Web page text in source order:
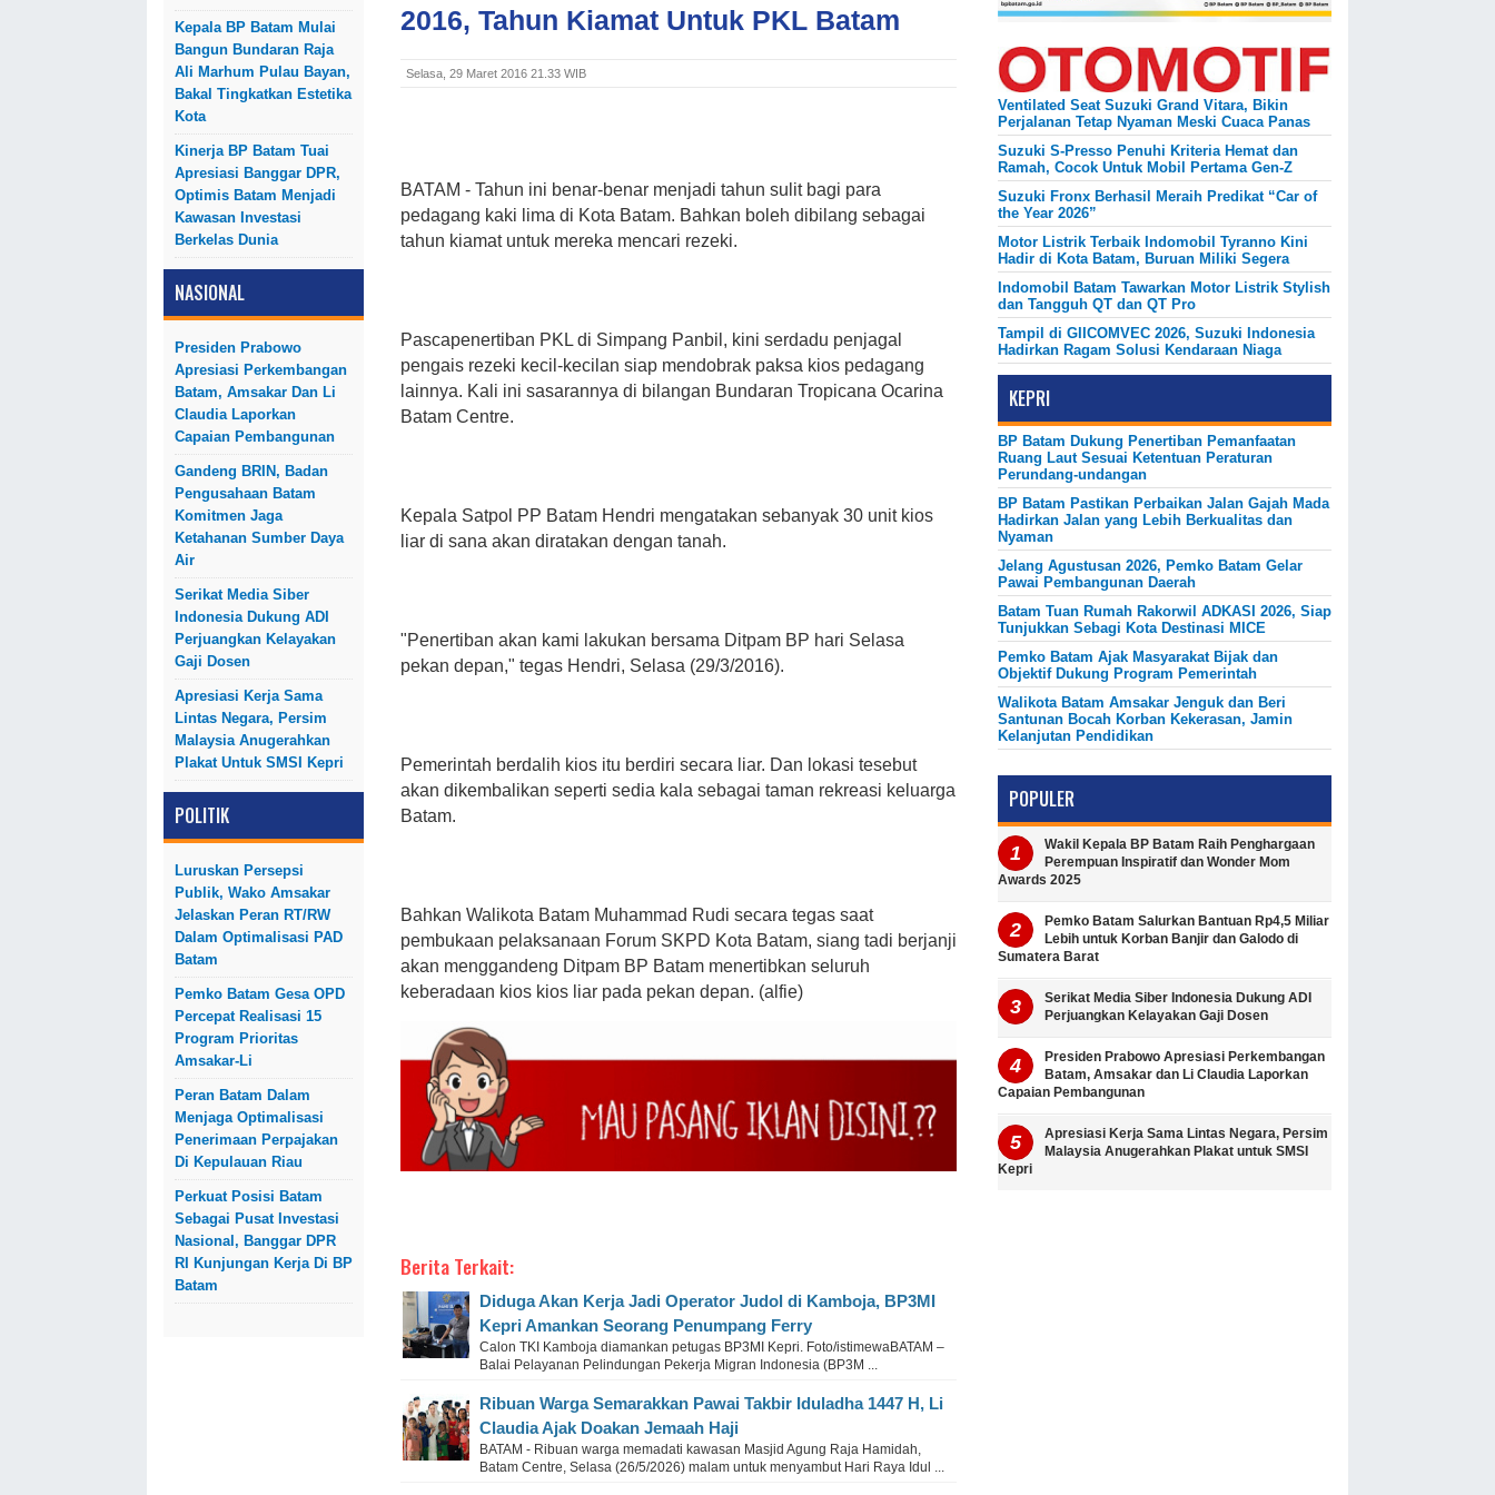
Kepala BP Batam Mulai
Bangun Bundaran Raja
Ali Marhum Pulau Bayan,
Bakal Tingkatkan Estetika
Kota
Kinerja BP Batam Tuai
Apresiasi Banggar DPR,
Optimis Batam Menjadi
Kawasan Investasi
Berkelas Dunia
NASIONAL
Presiden Prabowo
Apresiasi Perkembangan
Batam, Amsakar Dan Li
Claudia Laporkan
Capaian Pembangunan
Gandeng BRIN, Badan
Pengusahaan Batam
Komitmen Jaga
Ketahanan Sumber Daya
Air
Serikat Media Siber
Indonesia Dukung ADI
Perjuangkan Kelayakan
Gaji Dosen
Apresiasi Kerja Sama
Lintas Negara, Persim
Malaysia Anugerahkan
Plakat Untuk SMSI Kepri
POLITIK
Luruskan Persepsi
Publik, Wako Amsakar
Jelaskan Peran RT/RW
Dalam Optimalisasi PAD
Batam
Pemko Batam Gesa OPD
Percepat Realisasi 15
Program Prioritas
Amsakar-Li
Peran Batam Dalam
Menjaga Optimalisasi
Penerimaan Perpajakan
Di Kepulauan Riau
Perkuat Posisi Batam
Sebagai Pusat Investasi
Nasional, Banggar DPR
RI Kunjungan Kerja Di BP
Batam
2016, Tahun Kiamat Untuk PKL Batam
Selasa, 29 Maret 2016 21.33 WIB
BATAM - Tahun ini benar-benar menjadi tahun sulit bagi para
pedagang kaki lima di Kota Batam. Bahkan boleh dibilang sebagai
tahun kiamat untuk mereka mencari rezeki.
Pascapenertiban PKL di Simpang Panbil, kini serdadu penjagal
pengais rezeki kecil-kecilan siap mendobrak paksa kios pedagang
lainnya. Kali ini sasarannya di bilangan Bundaran Tropicana Ocarina
Batam Centre.
Kepala Satpol PP Batam Hendri mengatakan sebanyak 30 unit kios
liar di sana akan diratakan dengan tanah.
"Penertiban akan kami lakukan bersama Ditpam BP hari Selasa
pekan depan," tegas Hendri, Selasa (29/3/2016).
Pemerintah berdalih kios itu berdiri secara liar. Dan lokasi tesebut
akan dikembalikan seperti sedia kala sebagai taman rekreasi keluarga
Batam.
Bahkan Walikota Batam Muhammad Rudi secara tegas saat
pembukaan pelaksanaan Forum SKPD Kota Batam, siang tadi berjanji
akan menggandeng Ditpam BP Batam menertibkan seluruh
keberadaan kios kios liar pada pekan depan. (alfie)
Berita Terkait:
Diduga Akan Kerja Jadi Operator Judol di Kamboja, BP3MI
Kepri Amankan Seorang Penumpang Ferry
Calon TKI Kamboja diamankan petugas BP3MI Kepri. Foto/istimewaBATAM –
Balai Pelayanan Pelindungan Pekerja Migran Indonesia (BP3M ...
Ribuan Warga Semarakkan Pawai Takbir Iduladha 1447 H, Li
Claudia Ajak Doakan Jemaah Haji
BATAM - Ribuan warga memadati kawasan Masjid Agung Raja Hamidah,
Batam Centre, Selasa (26/5/2026) malam untuk menyambut Hari Raya Idul ...
Ventilated Seat Suzuki Grand Vitara, Bikin
Perjalanan Tetap Nyaman Meski Cuaca Panas
Suzuki S-Presso Penuhi Kriteria Hemat dan
Ramah, Cocok Untuk Mobil Pertama Gen-Z
Suzuki Fronx Berhasil Meraih Predikat “Car of
the Year 2026”
Motor Listrik Terbaik Indomobil Tyranno Kini
Hadir di Kota Batam, Buruan Miliki Segera
Indomobil Batam Tawarkan Motor Listrik Stylish
dan Tangguh QT dan QT Pro
Tampil di GIICOMVEC 2026, Suzuki Indonesia
Hadirkan Ragam Solusi Kendaraan Niaga
KEPRI
BP Batam Dukung Penertiban Pemanfaatan
Ruang Laut Sesuai Ketentuan Peraturan
Perundang-undangan
BP Batam Pastikan Perbaikan Jalan Gajah Mada
Hadirkan Jalan yang Lebih Berkualitas dan
Nyaman
Jelang Agustusan 2026, Pemko Batam Gelar
Pawai Pembangunan Daerah
Batam Tuan Rumah Rakorwil ADKASI 2026, Siap
Tunjukkan Sebagi Kota Destinasi MICE
Pemko Batam Ajak Masyarakat Bijak dan
Objektif Dukung Program Pemerintah
Walikota Batam Amsakar Jenguk dan Beri
Santunan Bocah Korban Kekerasan, Jamin
Kelanjutan Pendidikan
POPULER
Wakil Kepala BP Batam Raih Penghargaan
Perempuan Inspiratif dan Wonder Mom
Awards 2025
Pemko Batam Salurkan Bantuan Rp4,5 Miliar
Lebih untuk Korban Banjir dan Galodo di
Sumatera Barat
Serikat Media Siber Indonesia Dukung ADI
Perjuangkan Kelayakan Gaji Dosen
Presiden Prabowo Apresiasi Perkembangan
Batam, Amsakar dan Li Claudia Laporkan
Capaian Pembangunan
Apresiasi Kerja Sama Lintas Negara, Persim
Malaysia Anugerahkan Plakat untuk SMSI
Kepri